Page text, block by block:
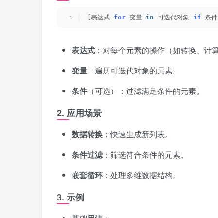
表达式 for 变量 in 可迭代对象 if 条件
表达式 ：对每个元素的操作（如转换、计算
变量 ：遍历可迭代对象的元素。
条件 （可选）：过滤满足条件的元素。
2. 应用场景
数据转换 ：快速生成新列表。
条件过滤：筛选符合条件的元素。
嵌套循环 ：处理多维数据结构。
3. 示例